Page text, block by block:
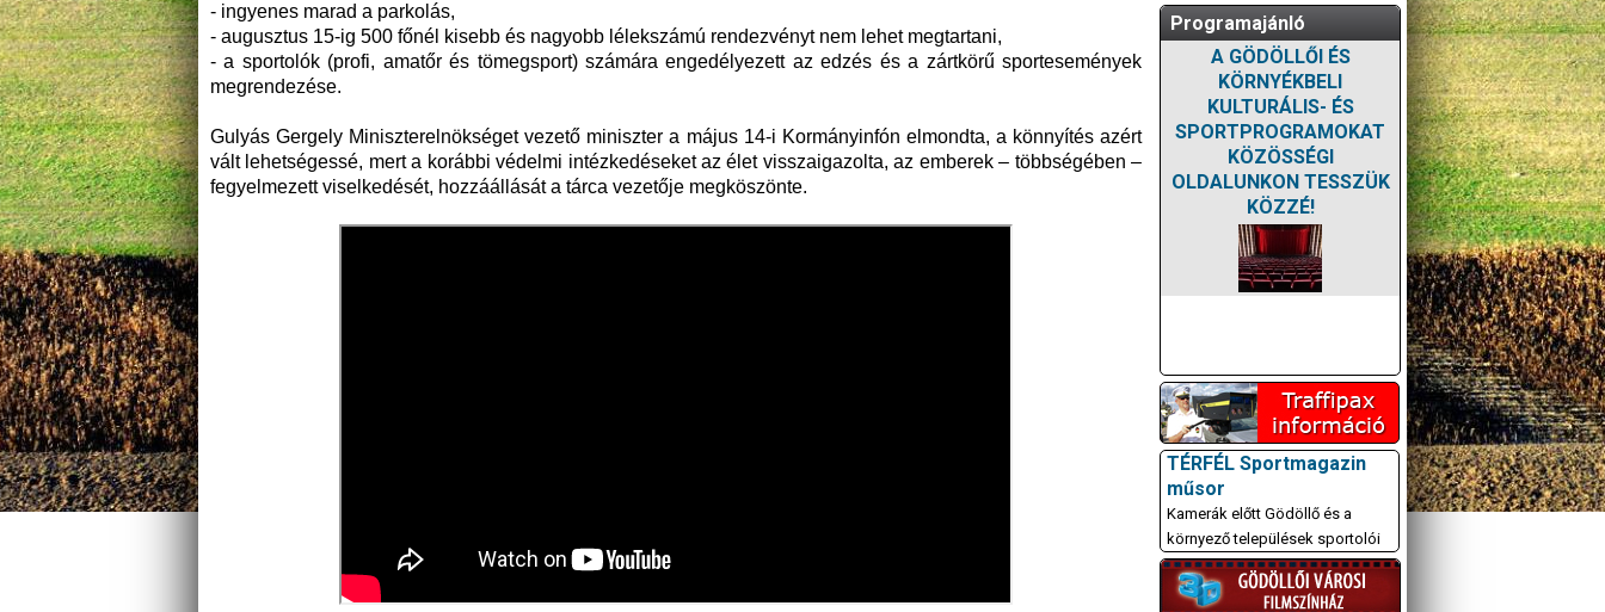
- ingyenes marad a parkolás,
- augusztus 15-ig 500 főnél kisebb és nagyobb lélekszámú rendezvényt nem lehet megtartani,
- a sportolók (profi, amatőr és tömegsport) számára engedélyezett az edzés és a zártkörű sportesemények
megrendezése.
Gulyás Gergely Miniszterelnökséget vezető miniszter a május 14-i Kormányinfón elmondta, a könnyítés azért
vált lehetségessé, mert a korábbi védelmi intézkedéseket az élet visszaigazolta, az emberek – többségében –
fegyelmezett viselkedését, hozzáállását a tárca vezetője megköszönte.
Programajánló
A GÖDÖLLŐI ÉS
KÖRNYÉKBELI
KULTURÁLIS- ÉS
SPORTPROGRAMOKAT
KÖZÖSSÉGI
OLDALUNKON TESSZÜK
KÖZZÉ!
TÉRFÉL Sportmagazin
műsor
Kamerák előtt Gödöllő és a
környező települések sportolói